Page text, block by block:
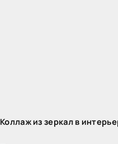
Коллаж из зеркал в